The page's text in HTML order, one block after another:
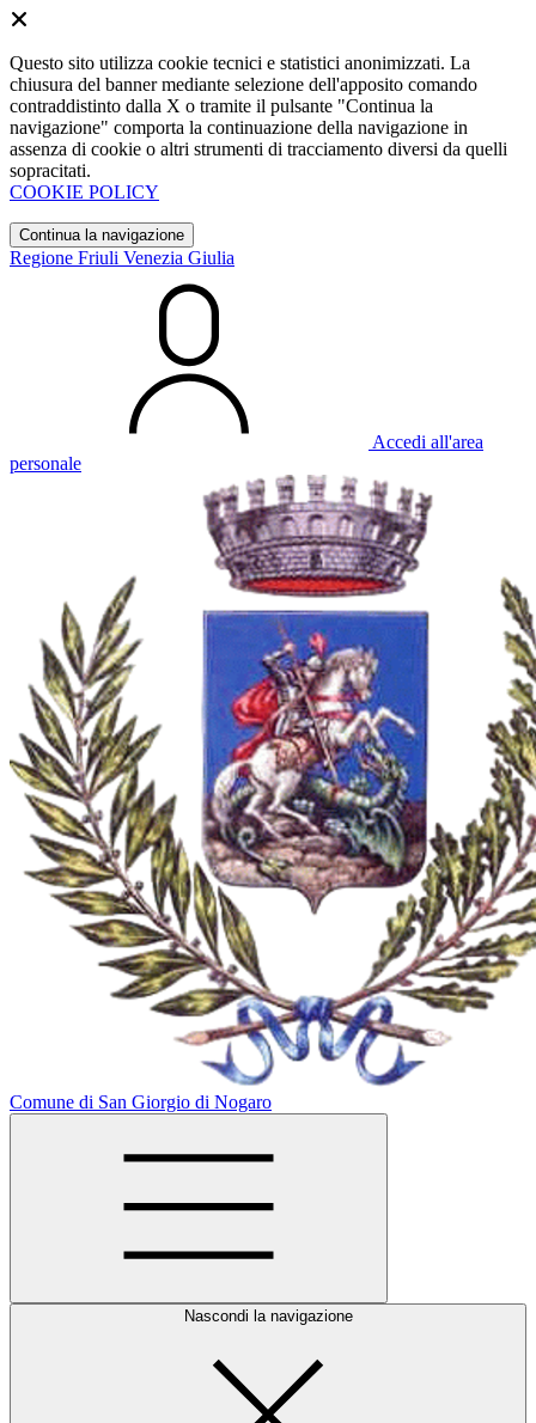
Questo sito utilizza cookie tecnici e statistici anonimizzati. La
chiusura del banner mediante selezione dell'apposito comando
contraddistinto dalla X o tramite il pulsante "Continua la
navigazione" comporta la continuazione della navigazione in
assenza di cookie o altri strumenti di tracciamento diversi da quelli
sopracitati.
COOKIE POLICY
Continua la navigazione
Regione Friuli Venezia Giulia
Accedi all'area
personale
Comune di San Giorgio di Nogaro
Nascondi la navigazione